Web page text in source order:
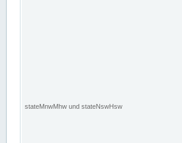
stateMnwMhw und stateNswHsw